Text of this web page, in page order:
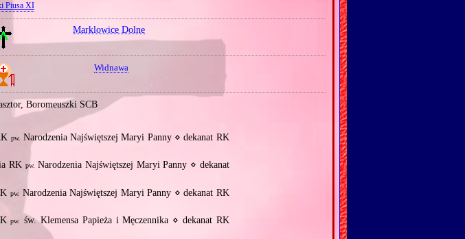
Piusa XI
Marklowice Dolne
Widnawa
Boromeuszki SCB
pw. Narodzenia Najświętszej Maryi Panny ⋄ dekanat RK
RK pw. Narodzenia Najświętszej Maryi Panny ⋄ dekanat
pw. Narodzenia Najświętszej Maryi Panny ⋄ dekanat RK
pw.
św. Klemensa Papieża i Męczennika ⋄ dekanat RK